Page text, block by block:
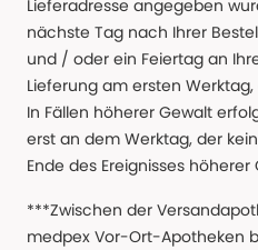
Lieferadresse angegeben
nächste Tag nach Ihrer
und / oder ein Feiertag an
Lieferung am ersten
In Fällen höherer Gewalt
erst an dem Werktag, der
Ende des Ereignisses
***Zwischen der
medpex Vor-Ort-Apotheken